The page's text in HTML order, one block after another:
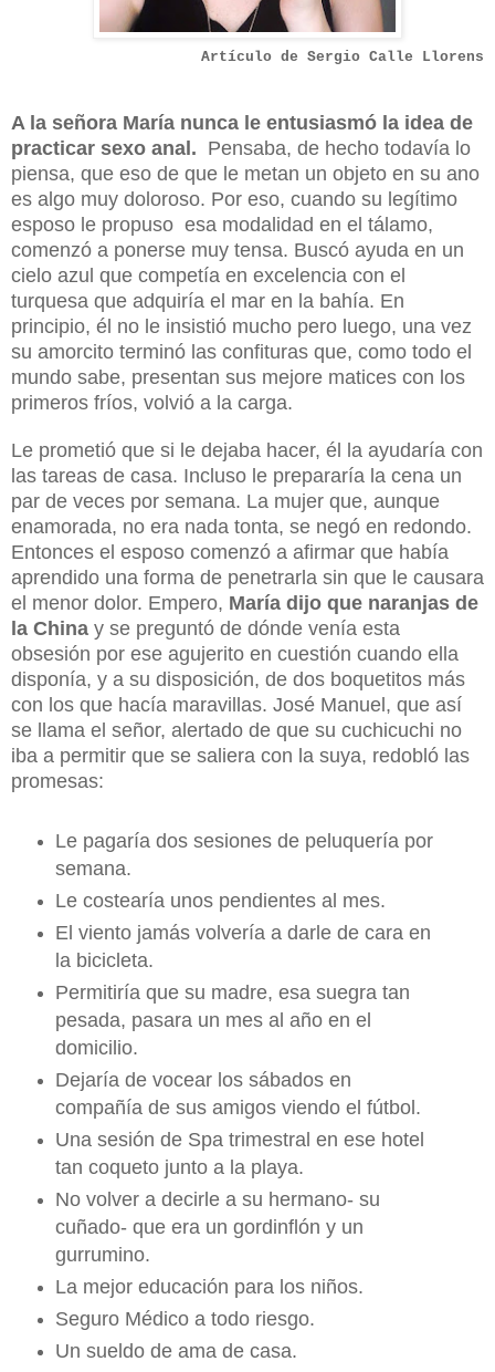
Artículo de Sergio Calle Llorens
A la señora María nunca le entusiasmó la idea de
practicar sexo anal. Pensaba, de hecho todavía lo
piensa, que eso de que le metan un objeto en su ano
es algo muy doloroso. Por eso, cuando su legítimo
esposo le propuso esa modalidad en el tálamo,
comenzó a ponerse muy tensa. Buscó ayuda en un
cielo azul que competía en excelencia con el
turquesa que adquiría el mar en la bahía. En
principio, él no le insistió mucho pero luego, una vez
su amorcito terminó las confituras que, como todo el
mundo sabe, presentan sus mejore matices con los
primeros fríos, volvió a la carga.
Le prometió que si le dejaba hacer, él la ayudaría con
las tareas de casa. Incluso le prepararía la cena un
par de veces por semana. La mujer que, aunque
enamorada, no era nada tonta, se negó en redondo.
Entonces el esposo comenzó a afirmar que había
aprendido una forma de penetrarla sin que le causara
el menor dolor. Empero, María dijo que naranjas de
la China y se preguntó de dónde venía esta
obsesión por ese agujerito en cuestión cuando ella
disponía, y a su disposición, de dos boquetitos más
con los que hacía maravillas. José Manuel, que así
se llama el señor, alertado de que su cuchicuchi no
iba a permitir que se saliera con la suya, redobló las
promesas:
Le pagaría dos sesiones de peluquería por
semana.
Le costearía unos pendientes al mes.
El viento jamás volvería a darle de cara en
la bicicleta.
Permitiría que su madre, esa suegra tan
pesada, pasara un mes al año en el
domicilio.
Dejaría de vocear los sábados en
compañía de sus amigos viendo el fútbol.
Una sesión de Spa trimestral en ese hotel
tan coqueto junto a la playa.
No volver a decirle a su hermano- su
cuñado- que era un gordinflón y un
gurrumino.
La mejor educación para los niños.
Seguro Médico a todo riesgo.
Un sueldo de ama de casa.